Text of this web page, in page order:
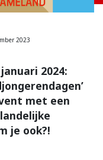
2023
2024:
met een
je ook?!